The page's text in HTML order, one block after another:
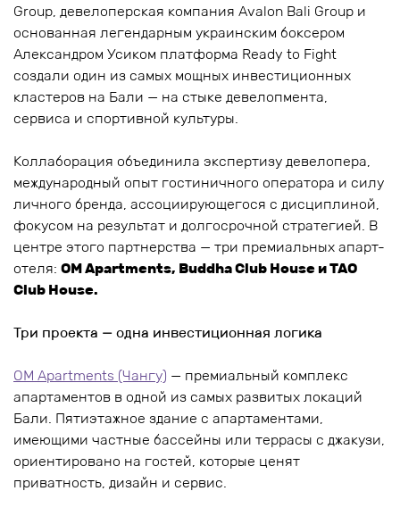
Group, девелоперская компания Avalon Bali Group и
основанная легендарным украинским боксером
Александром Усиком платформа Ready to Fight
создали один из самых мощных инвестиционных
кластеров на Бали — на стыке девелопмента,
сервиса и спортивной культуры.
Коллаборация объединила экспертизу девелопера,
международный опыт гостиничного оператора и силу
личного бренда, ассоциирующегося с дисциплиной,
фокусом на результат и долгосрочной стратегией. В
центре этого партнерства — три премиальных апарт-
отеля: OM Apartments, Buddha Club House и TAO
Club House.
Три проекта — одна инвестиционная логика
OM Apartments (Чангу) — премиальный комплекс
апартаментов в одной из самых развитых локаций
Бали. Пятиэтажное здание с апартаментами,
имеющими частные бассейны или террасы с джакузи,
ориентировано на гостей, которые ценят
приватность, дизайн и сервис.